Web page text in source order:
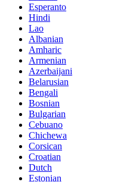
Esperanto
Hindi
Lao
Albanian
Amharic
Armenian
Azerbaijani
Belarusian
Bengali
Bosnian
Bulgarian
Cebuano
Chichewa
Corsican
Croatian
Dutch
Estonian